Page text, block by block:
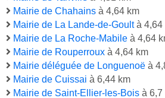
Mairie de Chahains à 4,64 km
Mairie de La Lande-de-Goultà 4,64
Mairie de La Roche-Mabile à 4,64
Mairie de Rouperroux à 4,64 km
Mairie déléguée de Longuenoë à
Mairie de Cuissai à 6,44 km
Mairie de Saint-Ellier-les-Bois à 6,7